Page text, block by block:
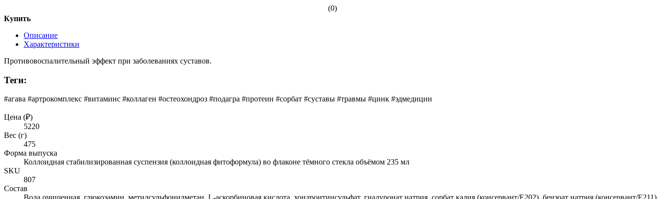
(0)
Купить
Описание
Характеристики
Противовоспалительный эффект при заболеваниях суставов.
Теги:
#агава #артрокомплекс #витаминс #коллаген #остеохондроз #подагра #протеин #сорбат #суставы #травмы #цинк #эдмедицин
Цена (₽)
5220
Вес (г)
475
Форма выпуска
Коллоидная стабилизированная суспензия (коллоидная фитоформула) во флаконе тёмного стекла объёмом 235 мл
SKU
807
Состав